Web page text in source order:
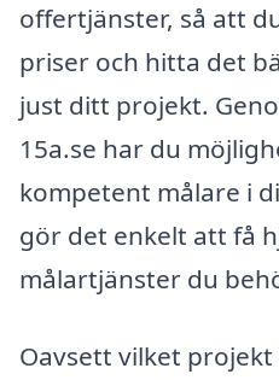
offertjänster, så att
priser och hitta det
just ditt projekt.
15a.se har du
kompetent målare i
gör det enkelt att få
målartjänster du
Oavsett vilket